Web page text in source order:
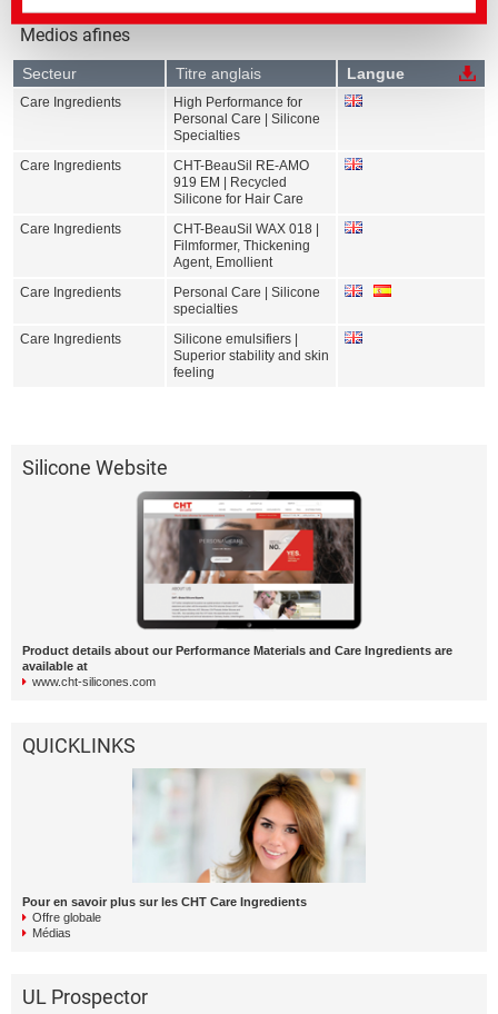
Medios afines
Secteur Titre anglais Langue
Care Ingredients
High Performance for
Personal Care | Silicone
Specialties
Care Ingredients
CHT-BeauSil RE-AMO
919 EM | Recycled
Silicone for Hair Care
Care Ingredients
CHT-BeauSil WAX 018 |
Filmformer, Thickening
Agent, Emollient
Care Ingredients
Personal Care | Silicone
specialties
Care Ingredients
Silicone emulsifiers |
Superior stability and skin
feeling
Silicone Website
Product details about our Performance Materials and Care Ingredients are
available at
www.cht-silicones.com
QUICKLINKS
Pour en savoir plus sur les CHT Care Ingredients
Offre globale
Médias
UL Prospector